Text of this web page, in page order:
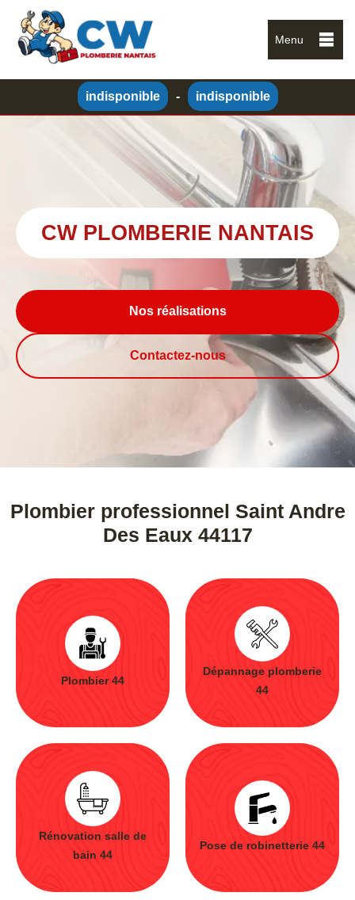
Menu
indisponible - indisponible
CW PLOMBERIE NANTAIS
Nos réalisations
Contactez-nous
Plombier professionnel Saint Andre
Des Eaux 44117
Plombier 44
Dépannage plomberie
44
Rénovation salle de
bain 44
Pose de robinetterie 44